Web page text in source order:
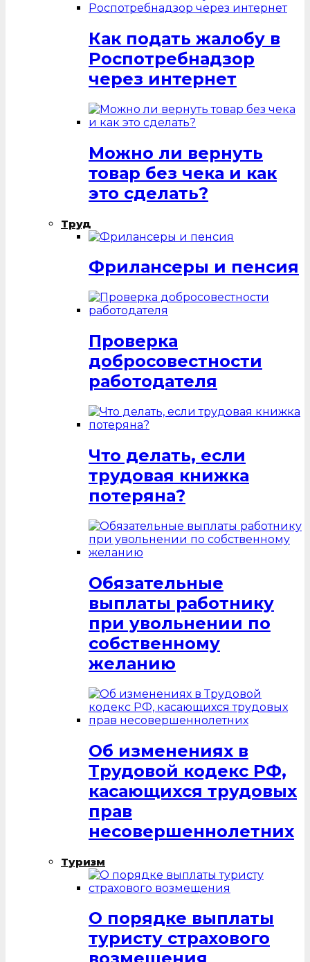
Как подать жалобу в
Роспотребнадзор
через интернет
Можно ли вернуть
товар без чека и как
это сделать?
Труд
Фрилансеры и пенсия
Проверка
добросовестности
работодателя
Что делать, если
трудовая книжка
потеряна?
Обязательные
выплаты работнику
при увольнении по
собственному
желанию
Об изменениях в
Трудовой кодекс РФ,
касающихся трудовых
прав
несовершеннолетних
Туризм
О порядке выплаты
туристу страхового